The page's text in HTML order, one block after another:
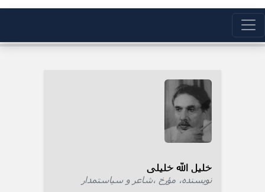
خلیل الله خلیلی
نویسنده، مؤرخ ،شاعر و سیاستمدار